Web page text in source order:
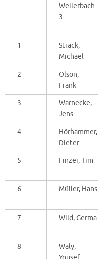
Weilerbach
3
1
Strack,
Michael
2
Olson,
Frank
3
Warnecke,
Jens
4
Hörhammer,
Dieter
5 Finzer, Tim
6 Müller, Hans
7 Wild, Germa
8
Waly,